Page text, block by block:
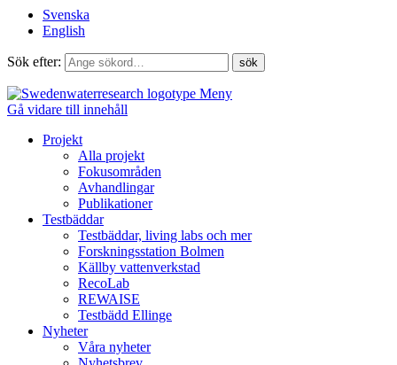
Svenska
English
Sök efter:
Meny
Gå vidare till innehåll
Projekt
Alla projekt
Fokusområden
Avhandlingar
Publikationer
Testbäddar
Testbäddar, living labs och mer
Forskningsstation Bolmen
Källby vattenverkstad
RecoLab
REWAISE
Testbädd Ellinge
Nyheter
Våra nyheter